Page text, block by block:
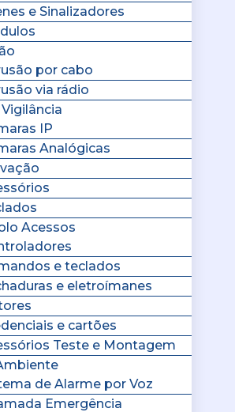
e Sinalizadores
por cabo
via rádio
IP
Analógicas
Acessos
e teclados
e eletroímanes
e cartões
Teste e Montagem
de Alarme por Voz
Emergência